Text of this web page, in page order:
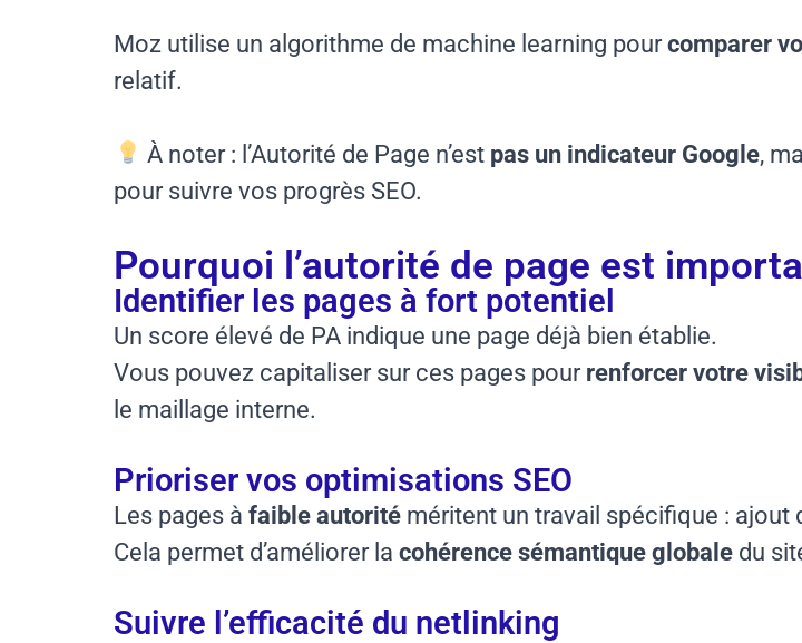
Moz utilise un algorithme de machine learning pourcomparer
relatif.
À noter : l’Autorité de Page n’est pas un indicateur Google,
pour suivre vos progrès SEO.
Pourquoi l’autorité de page est
Identifier les pages à fort potentiel
Un score élevé de PA indique une page déjà bien établie.
Vous pouvez capitaliser sur ces pages pour renforcer votre
le maillage interne.
Prioriser vos optimisations SEO
Les pages à faible autorité méritent un travail spécifique :
Cela permet d’améliorer la cohérence sémantique globale du
Suivre l’efficacité du netlinking